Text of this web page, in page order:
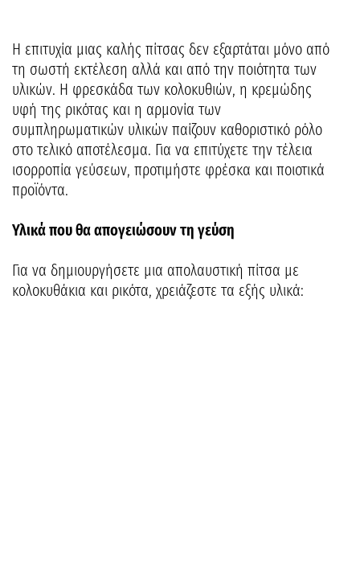
Η επιτυχία μιας καλής πίτσας δεν εξαρτάται μόνο από
τη σωστή εκτέλεση αλλά και από την ποιότητα των
υλικών. Η φρεσκάδα των κολοκυθιών, η κρεμώδης
υφή της ρικότας και η αρμονία των
συμπληρωματικών υλικών παίζουν καθοριστικό ρόλο
στο τελικό αποτέλεσμα. Για να επιτύχετε την τέλεια
ισορροπία γεύσεων, προτιμήστε φρέσκα και ποιοτικά
προϊόντα.
Υλικά που θα απογειώσουν τη γεύση
Για να δημιουργήσετε μια απολαυστική πίτσα με
κολοκυθάκια και ρικότα, χρειάζεστε τα εξής υλικά: